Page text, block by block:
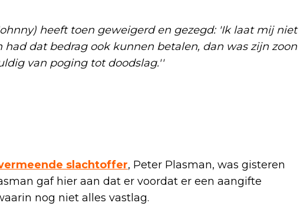
heeft toen geweigerd en gezegd: 'Ik laat mij niet
had dat bedrag ook kunnen betalen, dan was zijn zoon
van poging tot doodslag.''
slachtoffer, Peter Plasman, was gisteren
gaf hier aan dat er voordat er een aangifte
nog niet alles vastlag.